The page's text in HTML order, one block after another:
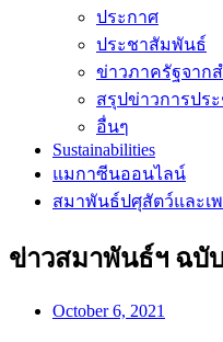
ประกาศ
ประชาสัมพันธ์
ข่าวภาครัฐจาก
สรุปข่าวการปร
อื่นๆ
Sustainabilities
แมกาซีนออนไลน์
สมาพันธ์ปศุสัตว์และเพ
ข่าวสมาพันธ์ฯ ฉบั
October 6, 2021